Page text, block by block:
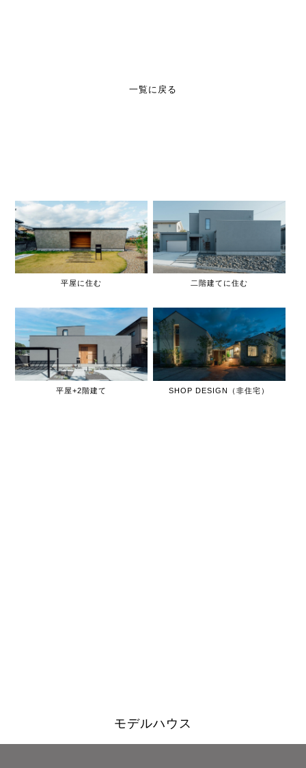
一覧に戻る
平屋に住む 二階建てに住む
平屋+2階建て SHOP DESIGN（非住宅）
モデルハウス